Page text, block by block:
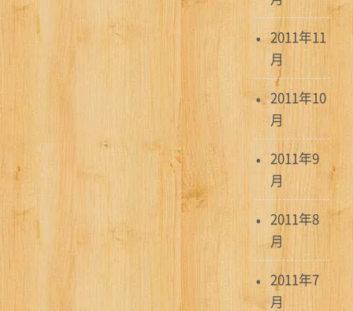
2011年11
月
2011年10
月
2011年9
月
2011年8
月
2011年7
月